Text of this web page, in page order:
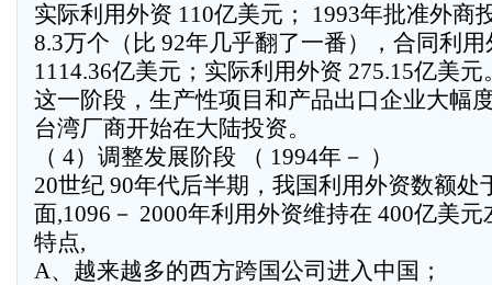
实际利用外资 110亿美元； 1993年批准外商
8.3万个（比 92年几乎翻了一番），合同利用
1114.36亿美元；实际利用外资 275.15亿美元
这一阶段，生产性项目和产品出口企业大幅
台湾厂商开始在大陆投资。
（ 4）调整发展阶段 （ 1994年－ ）
20世纪 90年代后半期，我国利用外资数额处
面,1096－ 2000年利用外资维持在 400亿美元
特点,
A、越来越多的西方跨国公司进入中国；